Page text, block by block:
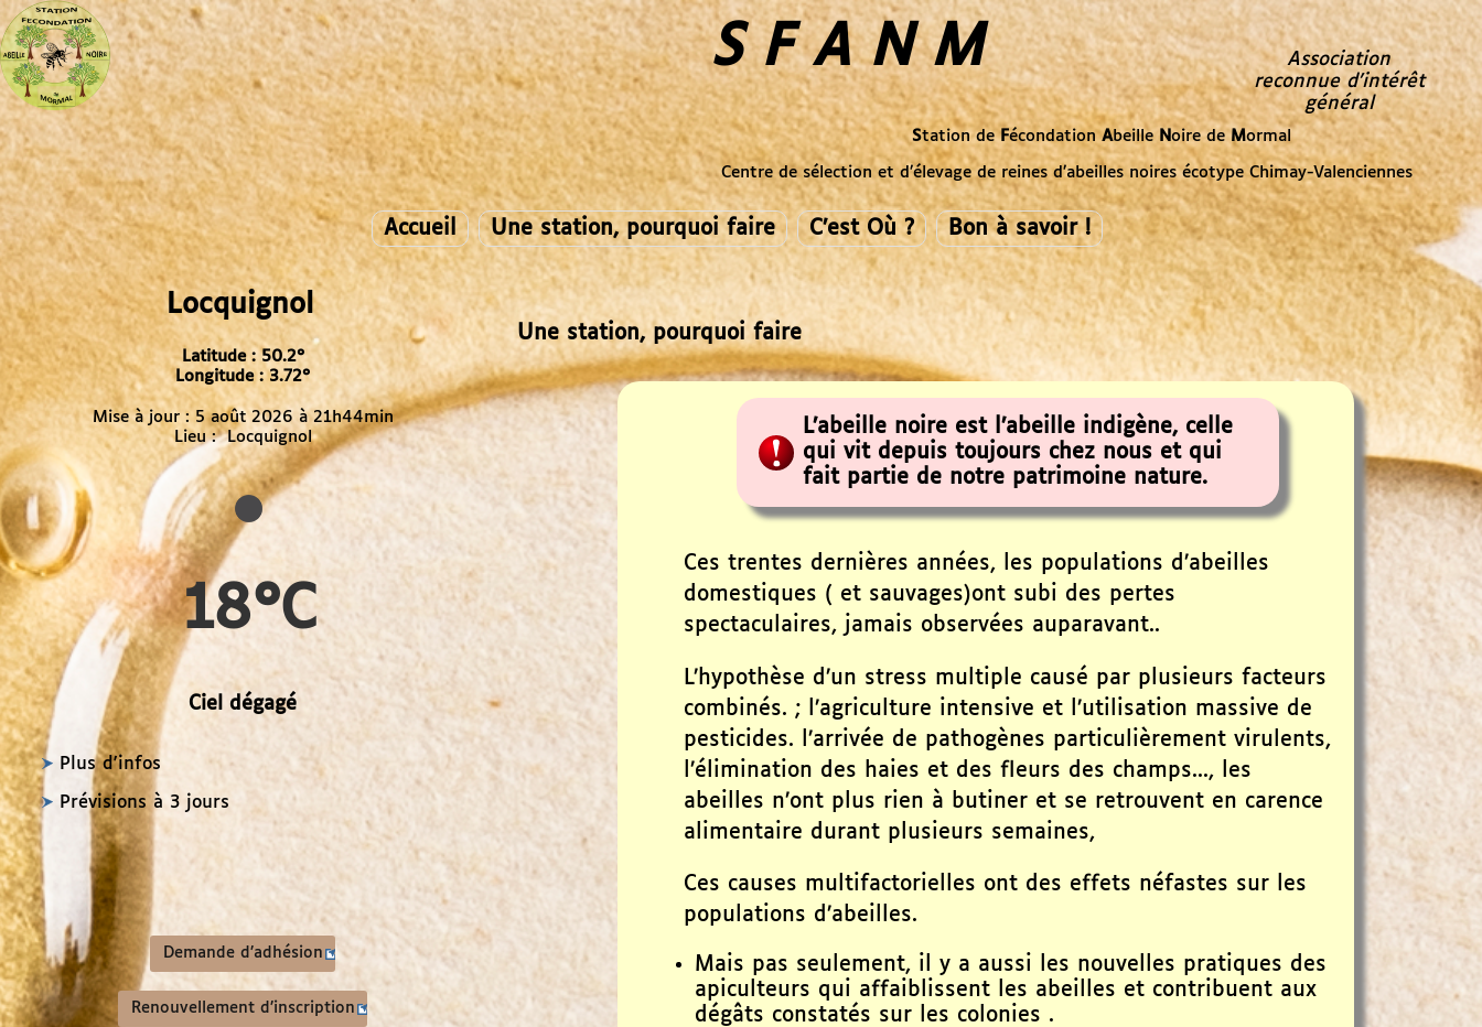
S F A N M
Association
reconnue d’intérêt
général
Station deFécondationAbeille Noire deMormal
Centre de sélection et d’élevage de reines d’abeilles noires écotype Chimay-Valenciennes
Accueil Une station, pourquoi faire C’est Où ? Bon à savoir !
Une station, pourquoi faire
L’abeille noire est l’abeille indigène, celle
qui vit depuis toujours chez nous et qui
fait partie de notre patrimoine nature.
Ces trentes dernières années, les populations d’abeilles
domestiques ( et sauvages)ont subi des pertes
spectaculaires, jamais observées auparavant..
L’hypothèse d’un stress multiple causé par plusieurs facteurs
combinés. ; l’agriculture intensive et l’utilisation massive de
pesticides. l’arrivée de pathogènes particulièrement virulents,
l’élimination des haies et des fleurs des champs..., les
abeilles n’ont plus rien à butiner et se retrouvent en carence
alimentaire durant plusieurs semaines,
Ces causes multifactorielles ont des effets néfastes sur les
populations d’abeilles.
Mais pas seulement, il y a aussi les nouvelles pratiques des
apiculteurs qui affaiblissent les abeilles et contribuent aux
dégâts constatés sur les colonies .
Locquignol
Latitude : 50.2°
Longitude : 3.72°
Mise à jour : 5 août 2026 à 21h44min
Lieu : Locquignol
18°C
Ciel dégagé
Plus d'infos
Prévisions à 3 jours
Demande d’adhésion
Renouvellement d’inscription